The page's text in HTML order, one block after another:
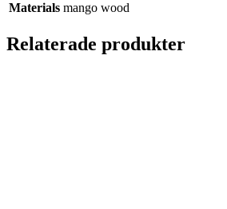
Materials mango wood
Relaterade produkter